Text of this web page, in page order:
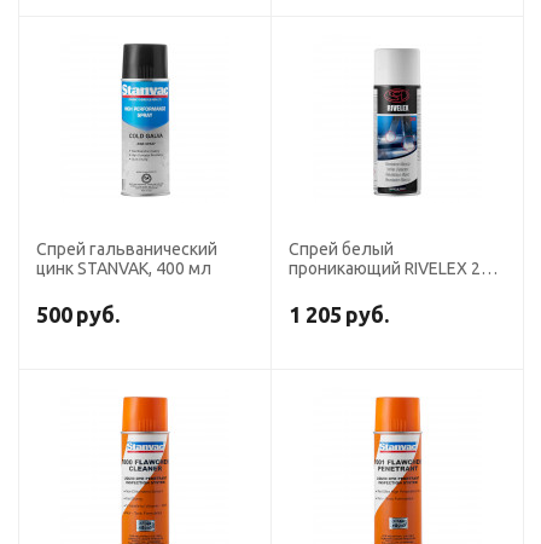
Спрей гальванический
цинк STANVAK, 400 мл
500 руб.
Спрей белый
проникающий RIVELEX 200,
1 205 руб.